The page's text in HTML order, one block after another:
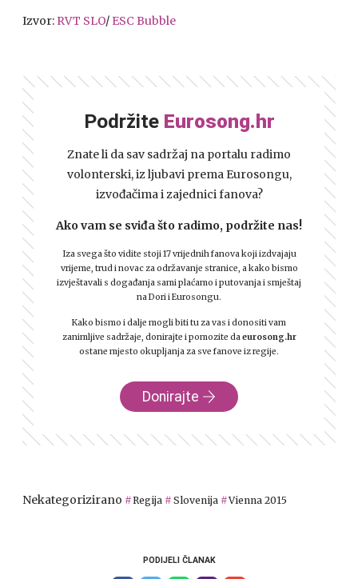
Izvor: RVT SLO/ ESC Bubble
Podržite Eurosong.hr
Znate li da sav sadržaj na portalu radimo
volonterski, iz ljubavi prema Eurosongu,
izvođačima i zajednici fanova?
Ako vam se sviđa što radimo, podržite nas!
Iza svega što vidite stoji 17 vrijednih fanova koji izdvajaju
vrijeme, trud i novac za održavanje stranice, a kako bismo
izvještavali s događanja sami plaćamo i putovanja i smještaj
na Dori i Eurosongu.
Kako bismo i dalje mogli biti tu za vas i donositi vam
zanimljive sadržaje, donirajte i pomozite daeurosong.hr
ostane mjesto okupljanja za sve fanove iz regije.
Donirajte
Nekategorizirano Regija Slovenija Vienna 2015
PODIJELI ČLANAK